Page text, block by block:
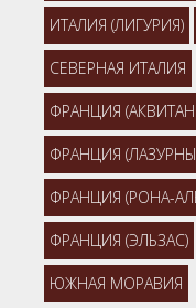
ИТАЛИЯ (ЛИГУРИЯ)
СЕВЕРНАЯ ИТАЛИЯ
ФРАНЦИЯ
ФРАНЦИЯ
ФРАНЦИЯ (РОНА-
ФРАНЦИЯ (ЭЛЬЗАС)
ЮЖНАЯ МОРАВИЯ